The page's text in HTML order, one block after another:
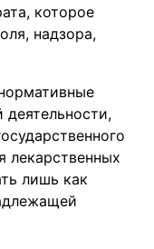
которое
надзора,
лекарственных
лишь как